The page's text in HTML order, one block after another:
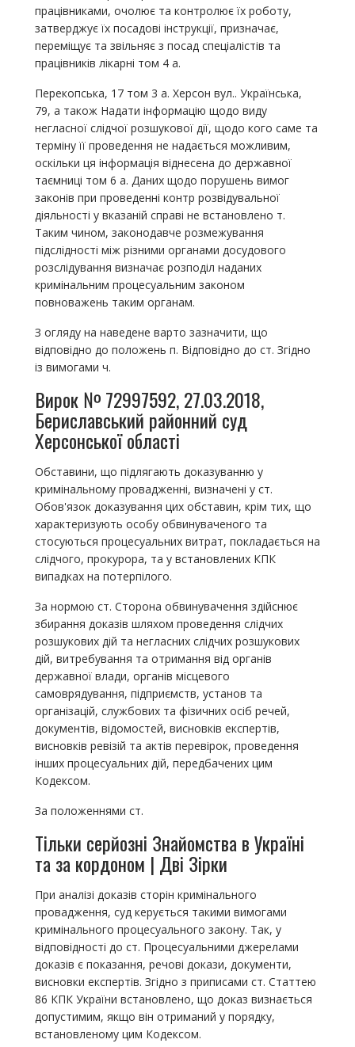
працівниками, очолює та контролює їх роботу,
затверджує їх посадові інструкції, призначає,
переміщує та звільняє з посад спеціалістів та
працівників лікарні том 4 а.
Перекопська, 17 том 3 а. Херсон вул.. Українська,
79, а також Надати інформацію щодо виду
негласної слідчої розшукової дії, щодо кого саме та
терміну її проведення не надається можливим,
оскільки ця інформація віднесена до державної
таємниці том 6 а. Даних щодо порушень вимог
законів при проведенні контр розвідувальної
діяльності у вказаній справі не встановлено т.
Таким чином, законодавче розмежування
підслідності між різними органами досудового
розслідування визначає розподіл наданих
кримінальним процесуальним законом
повноважень таким органам.
З огляду на наведене варто зазначити, що
відповідно до положень п. Відповідно до ст. Згідно
із вимогами ч.
Вирок № 72997592, 27.03.2018,
Бериславський районний суд
Херсонської області
Обставини, що підлягають доказуванню у
кримінальному провадженні, визначені у ст.
Обов'язок доказування цих обставин, крім тих, що
характеризують особу обвинуваченого та
стосуються процесуальних витрат, покладається на
слідчого, прокурора, та у встановлених КПК
випадках на потерпілого.
За нормою ст. Сторона обвинувачення здійснює
збирання доказів шляхом проведення слідчих
розшукових дій та негласних слідчих розшукових
дій, витребування та отримання від органів
державної влади, органів місцевого
самоврядування, підприємств, установ та
організацій, службових та фізичних осіб речей,
документів, відомостей, висновків експертів,
висновків ревізій та актів перевірок, проведення
інших процесуальних дій, передбачених цим
Кодексом.
За положеннями ст.
Тільки серйозні Знайомства в Україні
та за кордоном | Дві Зірки
При аналізі доказів сторін кримінального
провадження, суд керується такими вимогами
кримінального процесуального закону. Так, у
відповідності до ст. Процесуальними джерелами
доказів є показання, речові докази, документи,
висновки експертів. Згідно з приписами ст. Статтею
86 КПК України встановлено, що доказ визнається
допустимим, якщо він отриманий у порядку,
встановленому цим Кодексом.